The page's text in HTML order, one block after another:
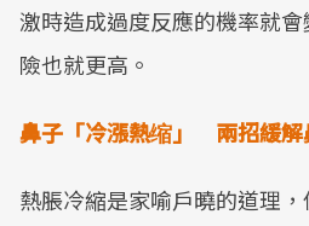
激時造成過度反應的機率就
險也就更高。
鼻子「冷漲熱缩」 兩招緩解
熱脹冷縮是家喻戶曉的道理